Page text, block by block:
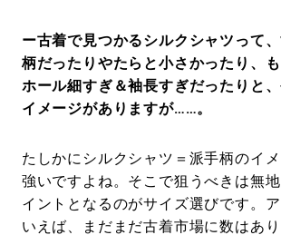
ー古着で見つかるシルクシャツって
柄だったりやたらと小さかったり、
ホール細すぎ＆袖長すぎだったりと
イメージがありますが……。
たしかにシルクシャツ＝派手柄のイメ
強いですよね。そこで狙うべきは無
イントとなるのがサイズ選びです。
いえば、まだまだ古着市場に数はあ